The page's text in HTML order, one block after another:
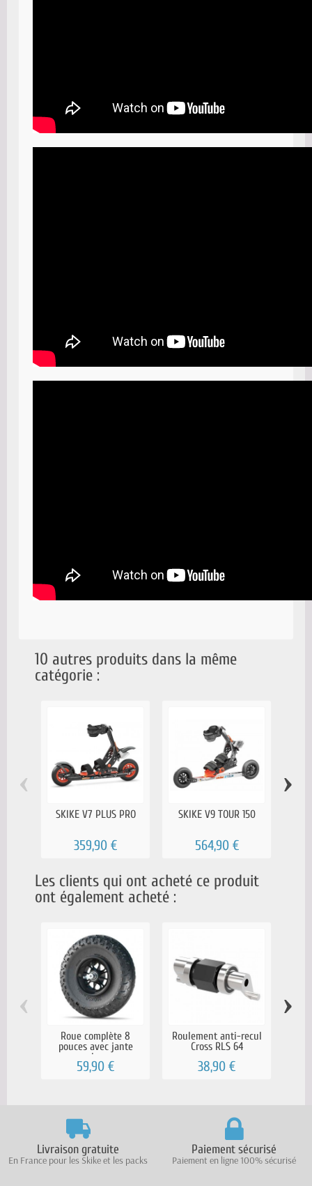
10 autres produits dans la même
catégorie :
SKIKE V7 PLUS PRO
359,90 €
SKIKE V9 TOUR 150
564,90 €
‹ ›
Les clients qui ont acheté ce produit
ont également acheté :
Roue complète 8
pouces avec jante
noire,...
59,90 €
Roulement anti-recul
Cross RLS 64
38,90 €
‹ ›
Livraison gratuite
En France pour les Skike et les packs
Paiement sécurisé
Paiement en ligne 100% sécurisé